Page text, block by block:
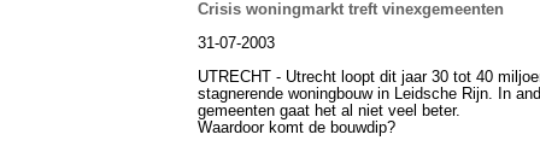
Crisis woningmarkt treft vinexgemeenten
31-07-2003
UTRECHT - Utrecht loopt dit jaar 30 tot 40
stagnerende woningbouw in Leidsche Rijn. In
gemeenten gaat het al niet veel beter.
Waardoor komt de bouwdip?